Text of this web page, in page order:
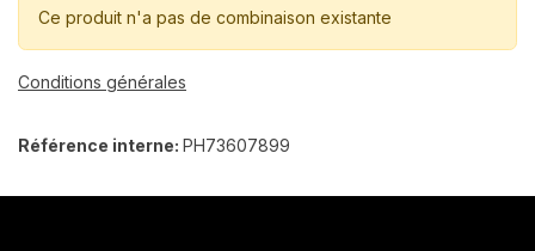
Ce produit n'a pas de combinaison existante
Conditions générales
Référence interne: PH73607899